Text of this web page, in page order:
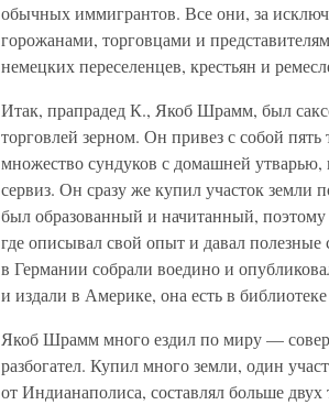
обычных иммигрантов. Все они, за
горожанами, торговцами и
немецких переселенцев, крестьян и
Итак, прапрадед К., Якоб Шрамм, был
торговлей зерном. Он привез с собой
множество сундуков с домашней
сервиз. Он сразу же купил участок
был образованный и начитанный,
где описывал свой опыт и давал
в Германии собрали воедино и
и издали в Америке, она есть в
Якоб Шрамм много ездил по миру —
разбогател. Купил много земли, один
от Индианаполиса, составлял больше